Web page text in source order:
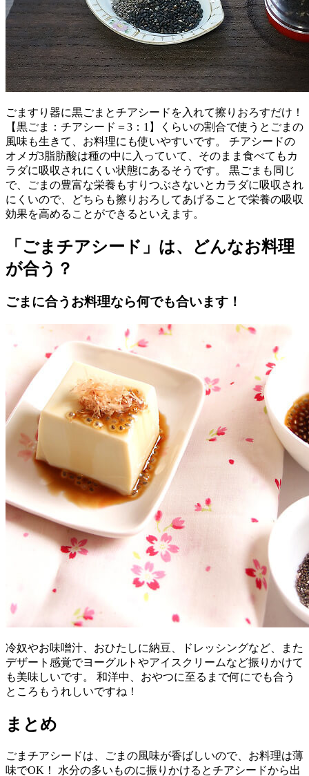
ごますり器に黒ごまとチアシードを入れて擦りおろすだけ！
【黒ごま：チアシード＝3：1】くらいの割合で使うとごまの
風味も生きて、お料理にも使いやすいです。 チアシードの
オメガ3脂肪酸は種の中に入っていて、そのまま食べてもカ
ラダに吸収されにくい状態にあるそうです。 黒ごまも同じ
で、ごまの豊富な栄養もすりつぶさないとカラダに吸収され
にくいので、どちらも擦りおろしてあげることで栄養の吸収
効果を高めることができるといえます。
「ごまチアシード」は、どんなお料理
が合う？
ごまに合うお料理なら何でも合います！
冷奴やお味噌汁、おひたしに納豆、ドレッシングなど、また
デザート感覚でヨーグルトやアイスクリームなど振りかけて
も美味しいです。 和洋中、おやつに至るまで何にでも合う
ところもうれしいですね！
まとめ
ごまチアシードは、ごまの風味が香ばしいので、お料理は薄
味でOK！ 水分の多いものに振りかけるとチアシードから出